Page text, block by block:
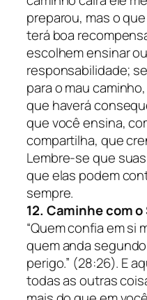
preparou, mas o
terá boa
escolhem ensinar
responsabilidade;
para o mau
que haverá
que você ensina,
compartilha, que
Lembre-se que
que elas podem
sempre.
12. Caminhe com
“Quem confia em si
quem anda
perigo.” (28:26). E
todas as outras